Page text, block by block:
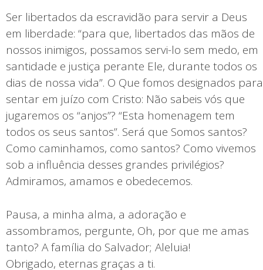
Ser libertados da escravidão para servir a Deus
em liberdade: “para que, libertados das mãos de
nossos inimigos, possamos servi-lo sem medo, em
santidade e justiça perante Ele, durante todos os
dias de nossa vida”. O Que fomos designados para
sentar em juízo com Cristo: Não sabeis vós que
jugaremos os “anjos”? “Esta homenagem tem
todos os seus santos”. Será que Somos santos?
Como caminhamos, como santos? Como vivemos
sob a influência desses grandes privilégios?
Admiramos, amamos e obedecemos.
Pausa, a minha alma, a adoração e
assombramos, pergunte, Oh, por que me amas
tanto? A família do Salvador; Aleluia!
Obrigado, eternas graças a ti.